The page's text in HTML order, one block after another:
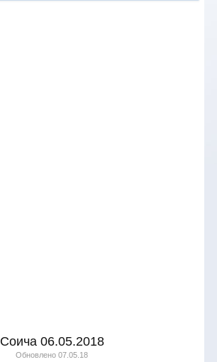
Соича 06.05.2018
Обновлено 07.05.18